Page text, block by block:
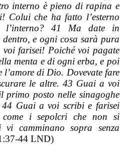
interno è pieno di rapina e
Colui che ha fatto l’esterno
41 Ma date in
dentro, e ogni cosa sarà pura
farisei! Poiché voi pagate
menta e di ogni erba, e poi
di Dio. Dovevate fare
le altre. 43 Guai a voi
primo posto nelle sinagoghe
Guai a voi scribi e farisei
come i sepolcri che non si
camminano sopra senza
44 LND)